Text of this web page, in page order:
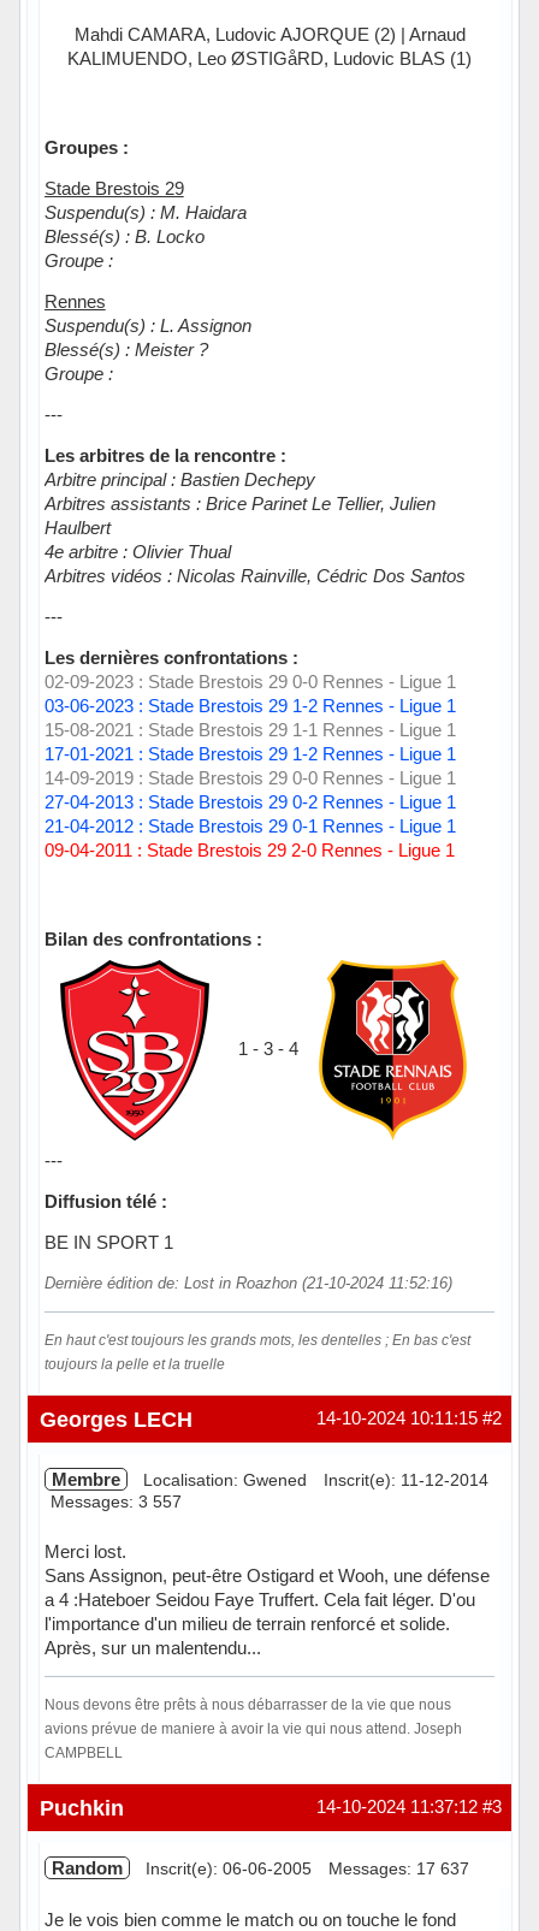
Mahdi CAMARA, Ludovic AJORQUE (2) | Arnaud
KALIMUENDO, Leo ØSTIGåRD, Ludovic BLAS (1)
Groupes :
Stade Brestois 29
Suspendu(s) : M. Haidara
Blessé(s) : B. Locko
Groupe :
Rennes
Suspendu(s) : L. Assignon
Blessé(s) : Meister ?
Groupe :
---
Les arbitres de la rencontre :
Arbitre principal : Bastien Dechepy
Arbitres assistants : Brice Parinet Le Tellier, Julien
Haulbert
4e arbitre : Olivier Thual
Arbitres vidéos : Nicolas Rainville, Cédric Dos Santos
---
Les dernières confrontations :
02-09-2023 : Stade Brestois 29 0-0 Rennes - Ligue 1
03-06-2023 : Stade Brestois 29 1-2 Rennes - Ligue 1
15-08-2021 : Stade Brestois 29 1-1 Rennes - Ligue 1
17-01-2021 : Stade Brestois 29 1-2 Rennes - Ligue 1
14-09-2019 : Stade Brestois 29 0-0 Rennes - Ligue 1
27-04-2013 : Stade Brestois 29 0-2 Rennes - Ligue 1
21-04-2012 : Stade Brestois 29 0-1 Rennes - Ligue 1
09-04-2011 : Stade Brestois 29 2-0 Rennes - Ligue 1
Bilan des confrontations :
1 - 3 - 4
---
Diffusion télé :
BE IN SPORT 1
Dernière édition de: Lost in Roazhon (21-10-2024 11:52:16)
En haut c'est toujours les grands mots, les dentelles ; En bas c'est
toujours la pelle et la truelle
Hors ligne #2
14-10-2024 10:11:15
Georges LECH
Membre Localisation: Gwened
Inscrit(e): 11-12-2014
Messages: 3 557
Merci lost.
Sans Assignon, peut-être Ostigard et Wooh, une défense
a 4 :Hateboer Seidou Faye Truffert. Cela fait léger. D'ou
l'importance d'un milieu de terrain renforcé et solide.
Après, sur un malentendu...
Nous devons être prêts à nous débarrasser de la vie que nous
avions prévue de maniere à avoir la vie qui nous attend. Joseph
CAMPBELL
Hors ligne #3
14-10-2024 11:37:12
Puchkin
Random Inscrit(e): 06-06-2005 Messages: 17 637
Je le vois bien comme le match ou on touche le fond